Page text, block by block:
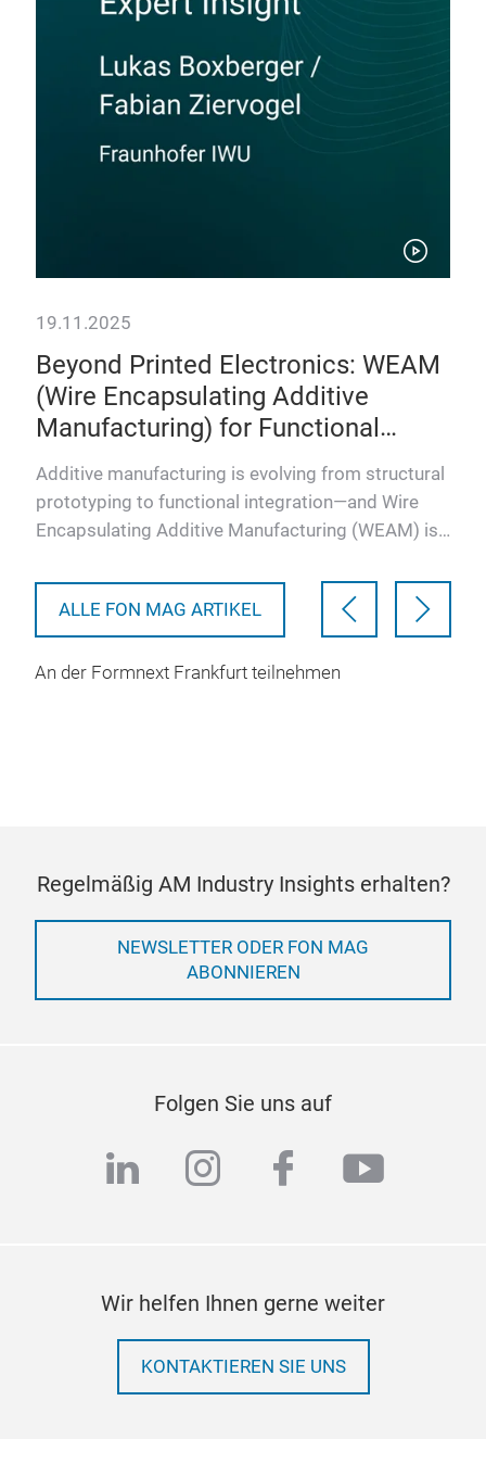
19.11.2025
Beyond Printed Electronics: WEAM
(Wire Encapsulating Additive
Manufacturing) for Functional
Integration, Lightweight Design, and
Sustainable Manufacturing
Additive manufacturing is evolving from structural
prototyping to functional integration—and Wire
Encapsulating Additive Manufacturing (WEAM) is
ALLE FON MAG ARTIKEL
An der Formnext Frankfurt teilnehmen
Regelmäßig AM Industry Insights erhalten?
NEWSLETTER ODER FON MAG
ABONNIEREN
Folgen Sie uns auf
linkedininstagram
facebook
Wir helfen Ihnen gerne weiter
KONTAKTIEREN SIE UNS